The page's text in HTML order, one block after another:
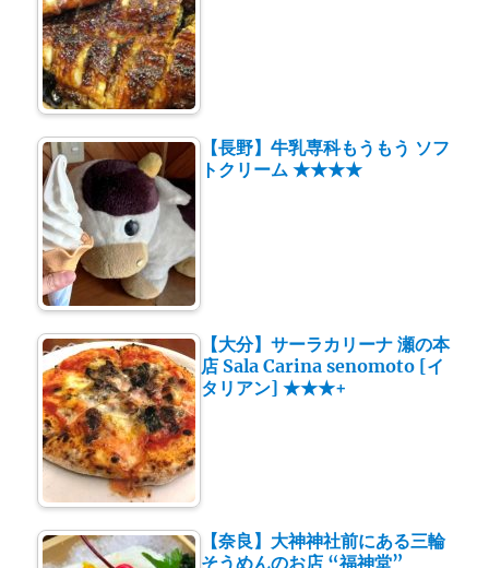
【長野】牛乳専科もうもう ソフ
トクリーム ★★★★
【大分】サーラカリーナ 瀬の本
店 Sala Carina senomoto [イ
タリアン] ★★★+
【奈良】大神神社前にある三輪
そうめんのお店 “福神堂”